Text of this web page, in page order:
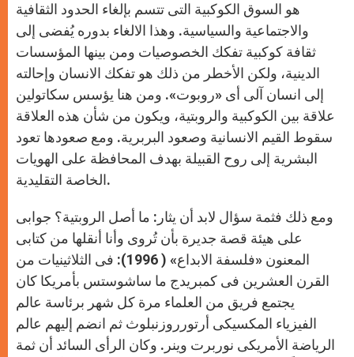
هو السوق الكوكبية التى تتسم بإلغاء الحدود الثقافية
والاجتماعية والسياسية. وهذا الالغاء بدوره يُفضى إلى
ثقافة كوكبية تفكك الخصوصيات ومن بينها المؤسسات
الدينية، ولكن الأخطر من ذلك هو تفكك الانسان وإحالته
إلى انسان آلى أى «روبوت». ومن هنا يؤسس سكاتولين
علاقة بين الكوكبية والروبتية، ويكون من شأن هذه العلاقة
سقوط القيم الانسانية وصعود البربرية. ومع صعودها تعود
البشرية إلى روح القبيلة بهدف المحافظة على الهويات
الخاصة التقليدية.
ومع ذلك فثمة سؤال لابد أن يثار: ما أصل الروبتية؟ جوابى
على هيئة قصة جديرة بأن تُروى وأنا أنقلها من كتابى
المعنون «فلسفة الابداع» ( 1996): فى الثلاثينيات من
القرن العشرين فى كمبريدج ما ساشوستس بأمريكا كان
يجتمع فريق من العلماء مرة كل شهر برئاسة عالم
الفيزياء المكسيكى أرتورروزنبلوث ثم انضم إليهم عالم
الرياضة الأمريكى نوربرت وينر. وكان الرأى السائد أن ثمة